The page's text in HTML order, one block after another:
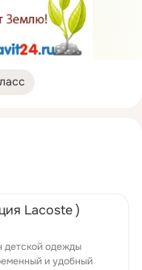
Lacoste )
детской одежды
и удобный